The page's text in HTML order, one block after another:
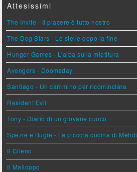
Attesissimi
The Invite - Il piacere è tutto nostro
The Dog Stars - Le stelle dopo la fine
Hunger Games - L'alba sulla mietitura
Avengers - Doomsday
Santiago - Un cammino per ricominciare
Resident Evil
Tony - Diario di un giovane cuoco
Spezie e Bugie - La piccola cucina di Mehdi
Il Cileno
Il Malloppo